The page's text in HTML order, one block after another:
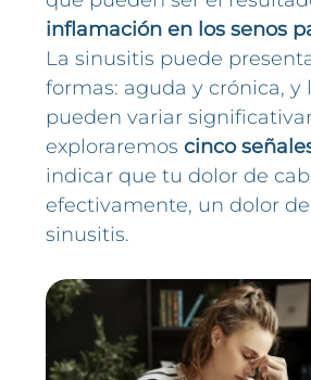
inflamación en los senos
La sinusitis puede
formas: aguda y crónica, y
pueden variar
exploraremoscinco
indicar que tu dolor de
efectivamente, un dolor
sinusitis.